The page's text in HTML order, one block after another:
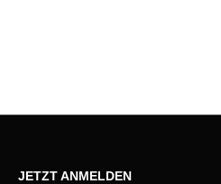
JETZT ANMELDEN